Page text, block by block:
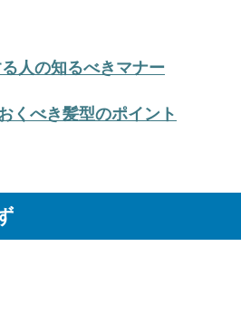
人の知るべきマナー
くべき髪型のポイント